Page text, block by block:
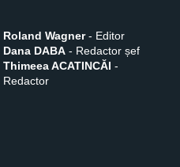
Roland Wagner- Editor
Dana DABA - Redactor șef
Thimeea ACATINCĂI -
Redactor